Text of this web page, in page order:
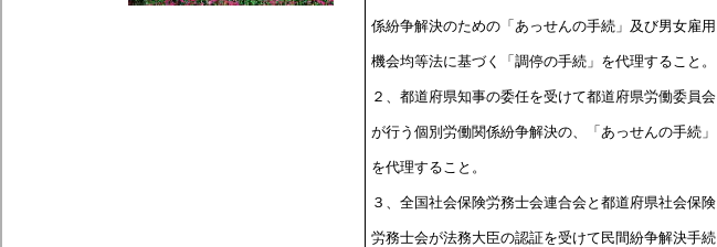
係紛争解決のための「あっせんの手続」及び男女雇用
機会均等法に基づく「調停の手続」を代理すること。
２、都道府県知事の委任を受けて都道府県労働委員会
が行う個別労働関係紛争解決の、「 あっせんの手続」
を代理すること。
３、全国社会保険労務士会連合会と都道府県社会保険
労務士会が法務大臣の認証を受けて 民間紛争解決手続